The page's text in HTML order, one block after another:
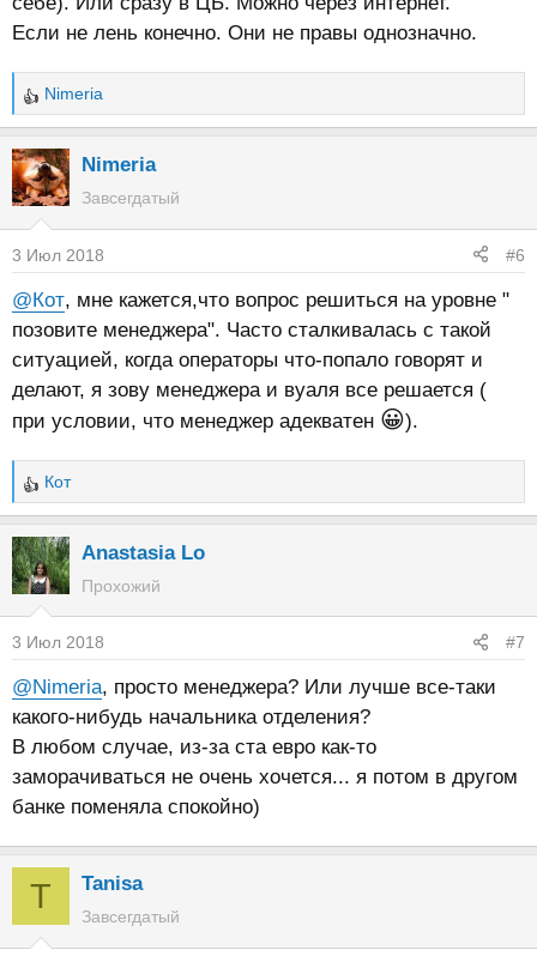
Если не лень конечно. Они не правы однозначно.
Р
е
а
к
ц
и
и
:
Nimeria
Nimeria
Завсегдатый
3 Июл 2018 #6
@Кот, мне кажется,что вопрос решиться на уровне "
позовите менеджера". Часто сталкивалась с такой
ситуацией, когда операторы что-попало говорят и
делают, я зову менеджера и вуаля все решается (
при условии, что менеджер адекватен 😀).
Р
е
а
к
ц
и
:
Кот
Anastasia Lo
Прохожий
3 Июл 2018 #7
@Nimeria, просто менеджера? Или лучше все-таки
какого-нибудь начальника отделения?
В любом случае, из-за ста евро как-то
заморачиваться не очень хочется... я потом в другом
банке поменяла спокойно)
T Tanisa
Завсегдатый